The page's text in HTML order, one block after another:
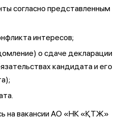
согласно представленным
интересов;
о сдаче декларации
кандидата и его
на вакансии АО «НК «ҚТЖ»